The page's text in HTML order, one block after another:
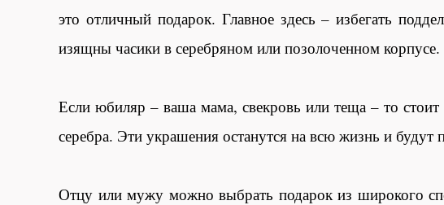
это отличный подарок. Главное здесь – избегать
изящны часики в серебряном или позолоченном корпусе.
Если юбиляр – ваша мама, свекровь или теща – то
серебра. Эти украшения останутся на всю жизнь и будут
Отцу или мужу можно выбрать подарок из широкого